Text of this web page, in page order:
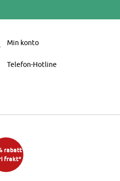
Min konto
Telefon-Hotline
rabatt
frakt*